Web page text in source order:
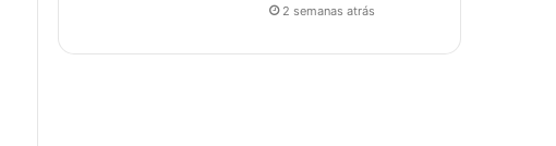
2 semanas atrás